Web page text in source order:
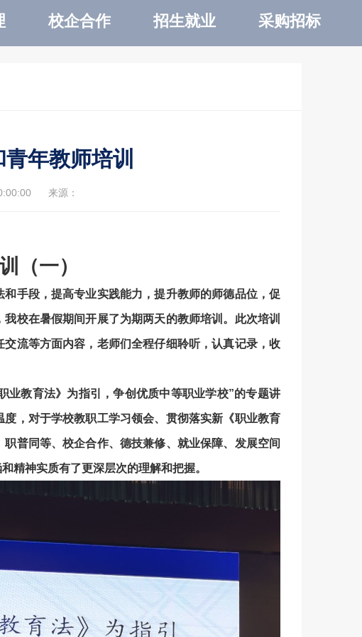
校企合作 招生就业 采购招标
年教师培训
来源：
一）
手段，提高专业实践能力，提升教师的师德品位，促
校在暑假期间开展了为期两天的教师培训。此次培训
流等方面内容，老师们全程仔细聆听，认真记录，收
业教育法》为指引，争创优质中等职业学校”的专题讲
，对于学校教职工学习领会、贯彻落实新《职业教育
普同等、校企合作、德技兼修、就业保障、发展空间
精神实质有了更深层次的理解和把握。